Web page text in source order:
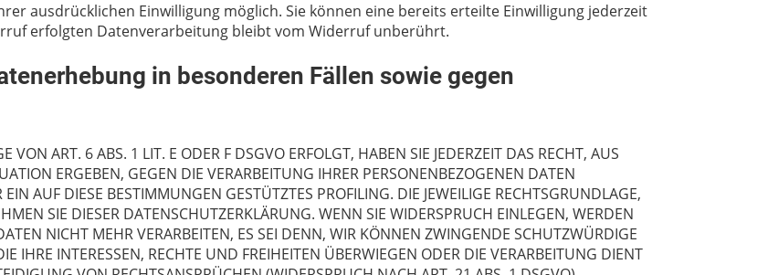
ausdrücklichen Einwilligung möglich. Sie können eine bereits erteilte Einwilligung jederzeit
erfolgten Datenverarbeitung bleibt vom Widerruf unberührt.
in besonderen Fällen sowie gegen
ART. 6 ABS. 1 LIT. E ODER F DSGVO ERFOLGT, HABEN SIE JEDERZEIT DAS RECHT, AUS
ERGEBEN, GEGEN DIE VERARBEITUNG IHRER PERSONENBEZOGENEN DATEN
AUF DIESE BESTIMMUNGEN GESTÜTZTES PROFILING. DIE JEWEILIGE RECHTSGRUNDLAGE,
SIE DIESER DATENSCHUTZERKLÄRUNG. WENN SIE WIDERSPRUCH EINLEGEN, WERDEN
NICHT MEHR VERARBEITEN, ES SEI DENN, WIR KÖNNEN ZWINGENDE SCHUTZWÜRDIGE
IHRE INTERESSEN, RECHTE UND FREIHEITEN ÜBERWIEGEN ODER DIE VERARBEITUNG DIENT